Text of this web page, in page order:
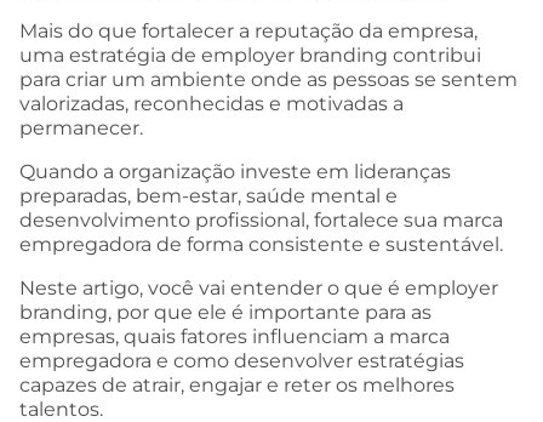
Mais do que fortalecer a reputação da empresa,
uma estratégia de employer branding contribui
para criar um ambiente onde as pessoas se sentem
valorizadas, reconhecidas e motivadas a
permanecer.
Quando a organização investe em lideranças
preparadas, bem-estar, saúde mental e
desenvolvimento profissional, fortalece sua marca
empregadora de forma consistente e sustentável.
Neste artigo, você vai entender o que é employer
branding, por que ele é importante para as
empresas, quais fatores influenciam a marca
empregadora e como desenvolver estratégias
capazes de atrair, engajar e reter os melhores
talentos.